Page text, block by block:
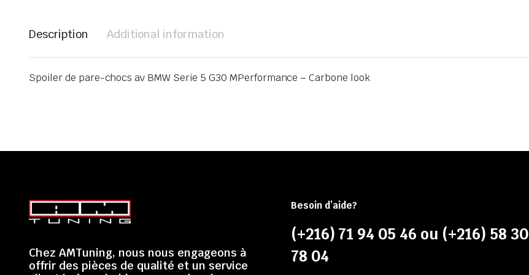
Description Additional information
Spoiler de pare-chocs av BMW Serie 5 G30 MPerformance – Carbone look
Chez AMTuning, nous nous engageons à
offrir des pièces de qualité et un service
Besoin d’aide?
(+216) 71 94 05 46 ou (+216) 58 30
78 04